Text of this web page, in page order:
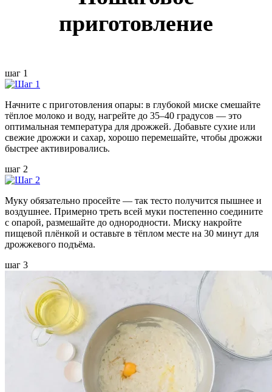
приготовление
шаг 1
Начните с приготовления опары: в глубокой миске смешайте
тёплое молоко и воду, нагрейте до 35–40 градусов — это
оптимальная температура для дрожжей. Добавьте сухие или
свежие дрожжи и сахар, хорошо перемешайте, чтобы дрожжи
быстрее активировались.
шаг 2
Муку обязательно просейте — так тесто получится пышнее и
воздушнее. Примерно треть всей муки постепенно соедините
с опарой, размешайте до однородности. Миску накройте
пищевой плёнкой и оставьте в тёплом месте на 30 минут для
дрожжевого подъёма.
шаг 3